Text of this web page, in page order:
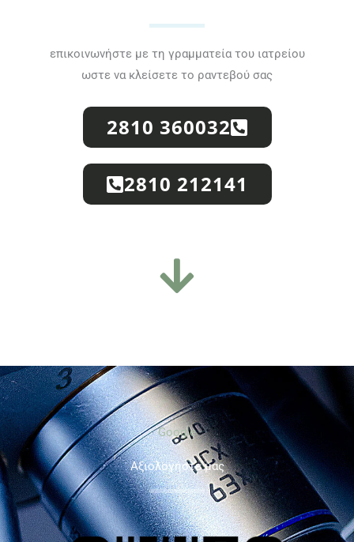
επικοινωνήστε με τη γραμματεία του ιατρείου
ωστε να κλείσετε το ραντεβού σας
2810 360032
2810 212141
Google
Aξιολογήστε μας